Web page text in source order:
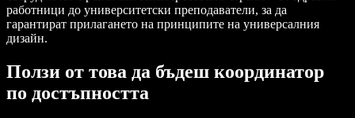
работници до университетски преподаватели, за да
гарантират прилагането на принципите на универсалния
дизайн.
Ползи от това да бъдеш координатор
по достъпността